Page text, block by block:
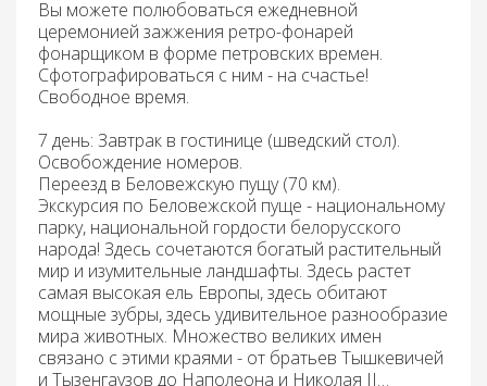
Вы можете полюбоваться ежедневной
церемонией зажжения ретро-фонарей
фонарщиком в форме петровских времен.
Сфотографироваться с ним - на счастье!
Свободное время.
7 день: Завтрак в гостинице (шведский стол).
Освобождение номеров.
Переезд в Беловежскую пущу (70 км).
Экскурсия по Беловежской пуще - национальному
парку, национальной гордости белорусского
народа! Здесь сочетаются богатый растительный
мир и изумительные ландшафты. Здесь растет
самая высокая ель Европы, здесь обитают
мощные зубры, здесь удивительное разнообразие
мира животных. Множество великих имен
связано с этими краями - от братьев Тышкевичей
и Тызенгаузов до Наполеона и Николая II…